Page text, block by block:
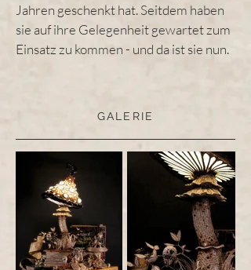
Jahren geschenkt hat. Seitdem haben
sie auf ihre Gelegenheit gewartet zum
Einsatz zu kommen - und da ist sie nun.
GALERIE